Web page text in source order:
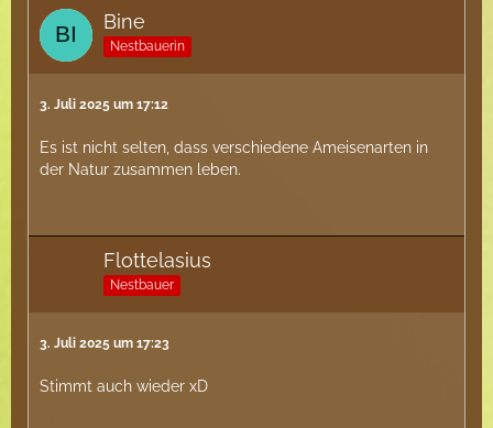
Bine
Nestbauerin
3. Juli 2025 um 17:12
Es ist nicht selten, dass verschiedene Ameisenarten in
der Natur zusammen leben.
Flottelasius
Nestbauer
3. Juli 2025 um 17:23
Stimmt auch wieder xD